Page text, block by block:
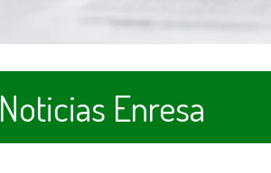
Noticias Enresa